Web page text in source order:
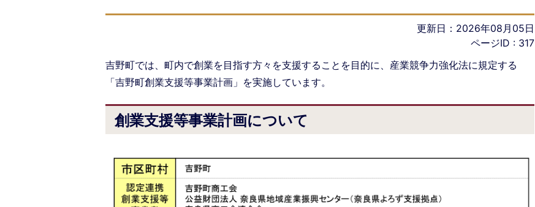
更新日：2026年08月05日
ページID : 317
吉野町では、町内で創業を目指す方々を支援することを目的に、産業競争力強化法に規定する
「吉野町創業支援等事業計画」を実施しています。
創業支援等事業計画について